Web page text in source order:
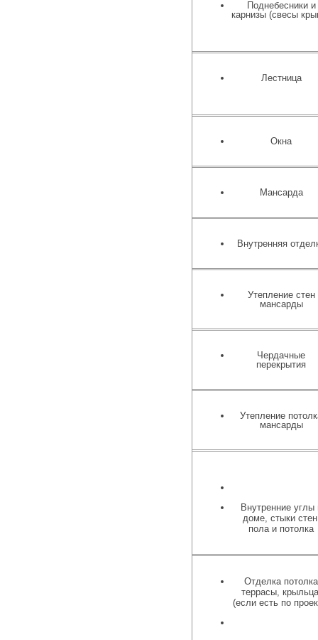
Поднебесники и
карнизы (свесы
Лестница
Окна
Мансарда
Внутренняя
Утепление стен
мансарды
Чердачные
перекрытия
Утепление
мансарды
Внутренние углы
доме, стыки
пола и потолка
Отделка потолка
террасы,
(если есть по